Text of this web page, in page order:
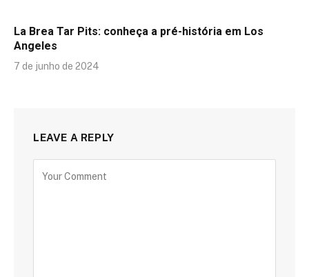
La Brea Tar Pits: conheça a pré-história em Los
Angeles
7 de junho de 2024
LEAVE A REPLY